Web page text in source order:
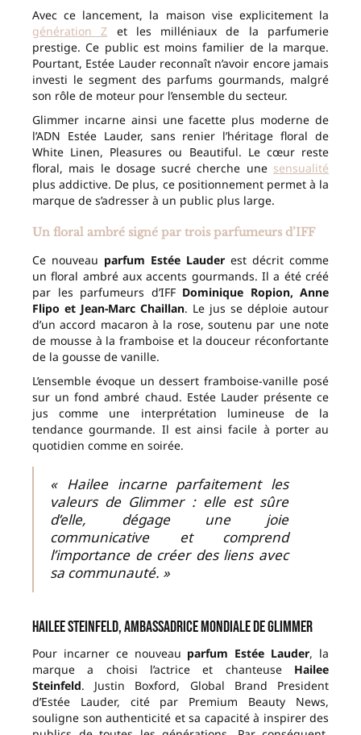
Avec ce lancement, la maison vise explicitement la
génération Z et les milléniaux de la parfumerie
prestige. Ce public est moins familier de la marque.
Pourtant, Estée Lauder reconnaît n’avoir encore jamais
investi le segment des parfums gourmands, malgré
son rôle de moteur pour l’ensemble du secteur.
Glimmer incarne ainsi une facette plus moderne de
l’ADN Estée Lauder, sans renier l’héritage floral de
White Linen, Pleasures ou Beautiful. Le cœur reste
floral, mais le dosage sucré cherche une sensualité
plus addictive. De plus, ce positionnement permet à la
marque de s’adresser à un public plus large.
Un floral ambré signé par trois parfumeurs d’IFF
Ce nouveau parfum Estée Lauder est décrit comme
un floral ambré aux accents gourmands. Il a été créé
par les parfumeurs d’IFF Dominique Ropion, Anne
Flipo et Jean-Marc Chaillan. Le jus se déploie autour
d’un accord macaron à la rose, soutenu par une note
de mousse à la framboise et la douceur réconfortante
de la gousse de vanille.
L’ensemble évoque un dessert framboise-vanille posé
sur un fond ambré chaud. Estée Lauder présente ce
jus comme une interprétation lumineuse de la
tendance gourmande. Il est ainsi facile à porter au
quotidien comme en soirée.
« Hailee incarne parfaitement les
valeurs de Glimmer : elle est sûre
d’elle, dégage une joie
communicative et comprend
l’importance de créer des liens avec
sa communauté. »
Hailee Steinfeld, ambassadrice mondiale de Glimmer
Pour incarner ce nouveau parfum Estée Lauder, la
marque a choisi l’actrice et chanteuse Hailee
Steinfeld. Justin Boxford, Global Brand President
d’Estée Lauder, cité par Premium Beauty News,
souligne son authenticité et sa capacité à inspirer des